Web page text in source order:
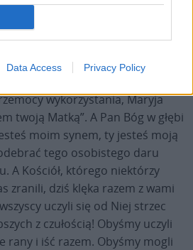
Data Access Privacy Policy
księgę dziejów, pozwalając
których dziś nie potrafimy
wykorzystania, Maryja
twoją Matką”. A Pan Bóg w głębi
moim synem, ty jesteś moją
tego osobistego daru
A Kościół, którego niektórzy
zranili, dziś klęka razem z wami
uczyli się od Niej strzec
z czułością! Obyśmy uczyli
rany i iść razem. Obyśmy mogli